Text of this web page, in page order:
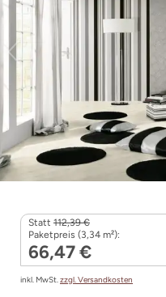
Statt 112,39 €
Paketpreis (3,34 m²):
66,47 €
inkl. MwSt.zzgl. Versandkosten